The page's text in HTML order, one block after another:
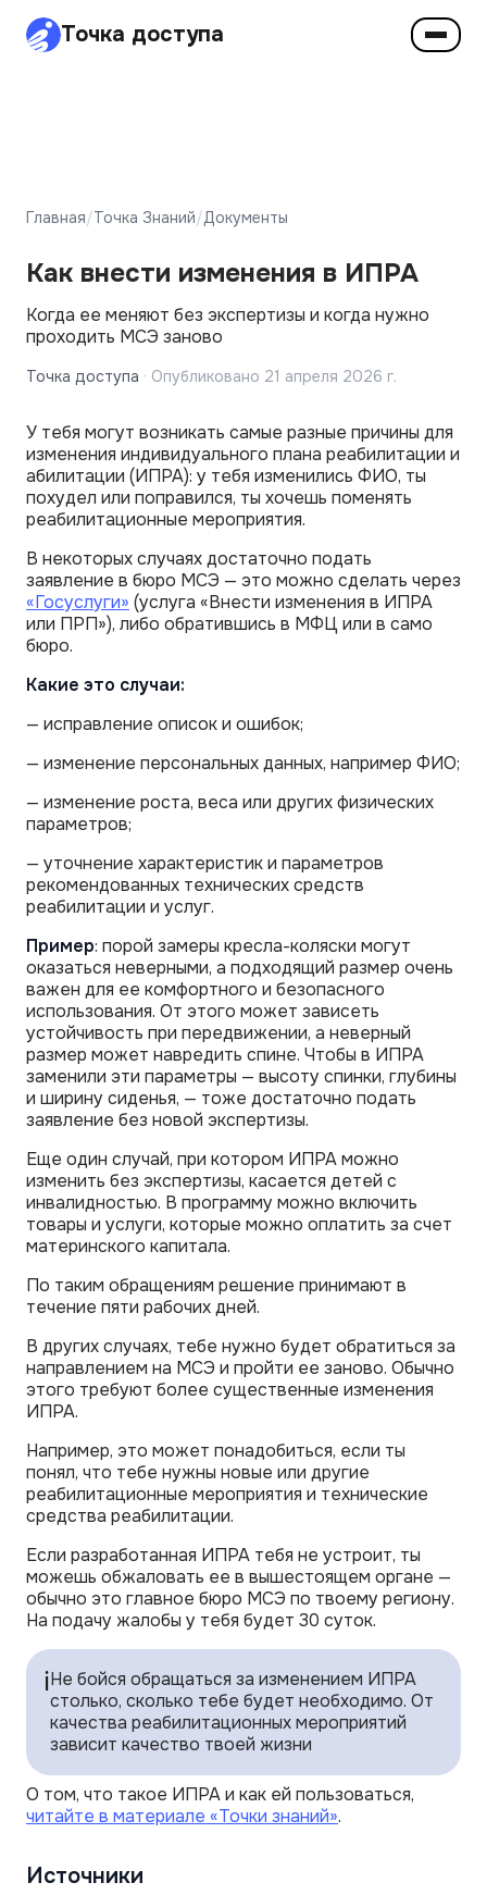
Точка доступа
Главная/Точка Знаний/Документы
Как внести изменения в ИПРА
Когда ее меняют без экспертизы и когда нужно
проходить МСЭ заново
Точка доступа · Опубликовано 21 апреля 2026 г.
У тебя могут возникать самые разные причины для
изменения индивидуального плана реабилитации и
абилитации (ИПРА): у тебя изменились ФИО, ты
похудел или поправился, ты хочешь поменять
реабилитационные мероприятия.
В некоторых случаях достаточно подать
заявление в бюро МСЭ — это можно сделать через
«Госуслуги» (услуга «Внести изменения в ИПРА
или ПРП»), либо обратившись в МФЦ или в само
бюро.
Какие это случаи:
— исправление описок и ошибок;
— изменение персональных данных, например ФИО;
— изменение роста, веса или других физических
параметров;
— уточнение характеристик и параметров
рекомендованных технических средств
реабилитации и услуг.
Пример: порой замеры кресла-коляски могут
оказаться неверными, а подходящий размер очень
важен для ее комфортного и безопасного
использования. От этого может зависеть
устойчивость при передвижении, а неверный
размер может навредить спине. Чтобы в ИПРА
заменили эти параметры — высоту спинки, глубины
и ширину сиденья, — тоже достаточно подать
заявление без новой экспертизы.
Еще один случай, при котором ИПРА можно
изменить без экспертизы, касается детей с
инвалидностью. В программу можно включить
товары и услуги, которые можно оплатить за счет
материнского капитала.
По таким обращениям решение принимают в
течение пяти рабочих дней.
В других случаях, тебе нужно будет обратиться за
направлением на МСЭ и пройти ее заново. Обычно
этого требуют более существенные изменения
ИПРА.
Например, это может понадобиться, если ты
понял, что тебе нужны новые или другие
реабилитационные мероприятия и технические
средства реабилитации.
Если разработанная ИПРА тебя не устроит, ты
можешь обжаловать ее в вышестоящем органе —
обычно это главное бюро МСЭ по твоему региону.
На подачу жалобы у тебя будет 30 суток.
ℹ️Не бойся обращаться за изменением ИПРА
столько, сколько тебе будет необходимо. От
качества реабилитационных мероприятий
зависит качество твоей жизни
О том, что такое ИПРА и как ей пользоваться,
читайте в материале «Точки знаний».
Источники